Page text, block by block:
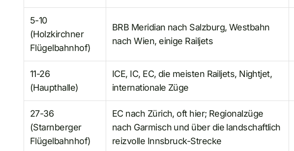
5-10
(Holzkirchner
Flügelbahnhof)
BRB Meridian nach Salzburg, Westbahn
nach Wien, einige Railjets
11-26
(Haupthalle)
ICE, IC, EC, die meisten Railjets, Nightjet,
internationale Züge
27-36
(Starnberger
Flügelbahnhof)
EC nach Zürich, oft hier; Regionalzüge
nach Garmisch und über die landschaftlich
reizvolle Innsbruck-Strecke